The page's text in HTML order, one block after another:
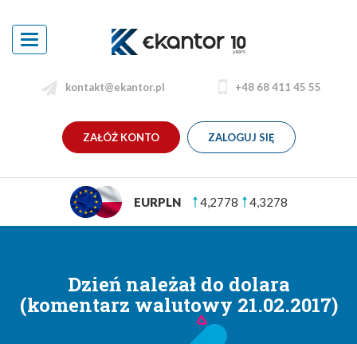
Toggle
navigation
kontakt@ekantor.pl +48 68 411 45 55
ZAŁÓŻ KONTO ZALOGUJ SIĘ
USDPLN 3,6995 3,7575
Dzień należał do dolara
(komentarz walutowy 21.02.2017)